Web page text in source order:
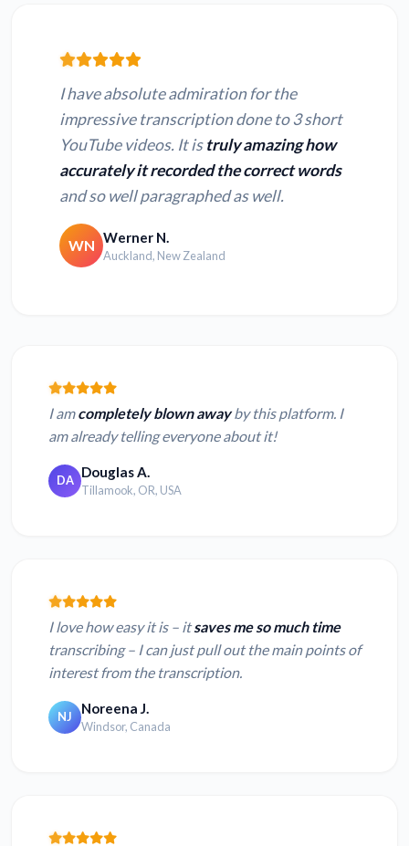
I have absolute admiration for the
impressive transcription done to 3 short
YouTube videos. It istruly amazing how
accurately it recorded the correct words
and so well paragraphed as well.
WN Werner N.
Auckland, New Zealand
I amcompletely blown awayby this platform. I
am already telling everyone about it!
DA Douglas A.
Tillamook, OR, USA
I love how easy it is – itsaves me so much time
transcribing – I can just pull out the main points of
interest from the transcription.
NJ Noreena J.
Windsor, Canada